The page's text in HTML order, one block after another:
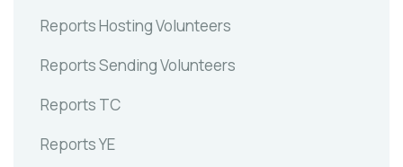
Reports Hosting Volunteers
Reports Sending Volunteers
Reports TC
Reports YE